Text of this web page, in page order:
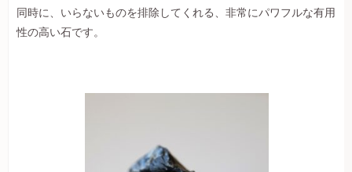
同時に、いらないものを排除してくれる、非常にパワフルな有用
性の高い石です。